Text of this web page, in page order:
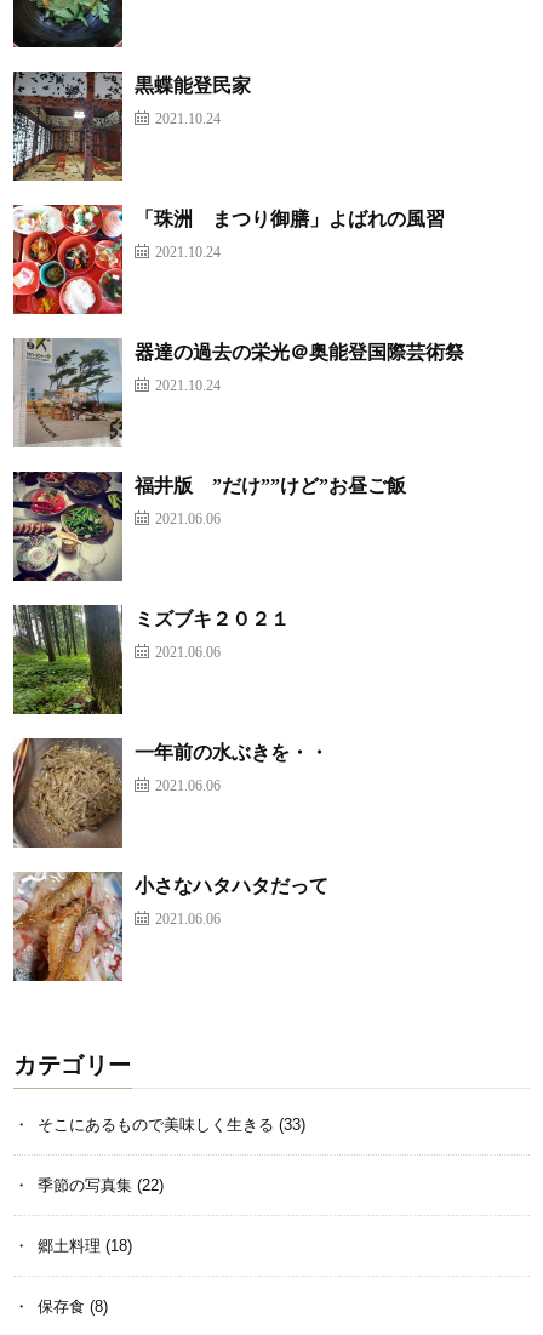
黒蝶能登民家
2021.10.24
「珠洲 まつり御膳」よばれの風習
2021.10.24
器達の過去の栄光＠奥能登国際芸術祭
2021.10.24
福井版 ”だけ””けど”お昼ご飯
2021.06.06
ミズブキ２０２１
2021.06.06
一年前の水ぶきを・・
2021.06.06
小さなハタハタだって
2021.06.06
カテゴリー
そこにあるもので美味しく生きる (33)
季節の写真集 (22)
郷土料理 (18)
保存食 (8)